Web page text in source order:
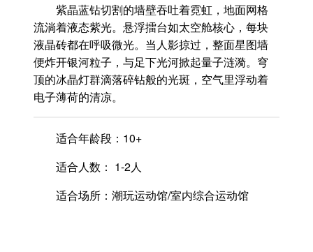
紫晶蓝钻切割的墙壁吞吐着霓虹，地面网格
流淌着液态紫光。悬浮擂台如太空舱核心，每块
液晶砖都在呼吸微光。当人影掠过，整面星图墙
便炸开银河粒子，与足下光河掀起量子涟漪。穹
顶的冰晶灯群滴落碎钻般的光斑，空气里浮动着
电子薄荷的清凉。
适合年龄段：10+
适合人数： 1-2人
适合场所：潮玩运动馆/室内综合运动馆